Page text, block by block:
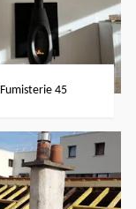
Fumisterie 45